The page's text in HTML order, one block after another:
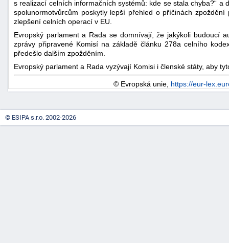
s realizací celních informačních systémů: kde se stala chyba?“
spolunormotvůrcům poskytly lepší přehled o příčinách
zlepšení celních operací v EU.
Evropský parlament a Rada se domnívají, že jakýkoli budoucí
zprávy připravené Komisí na základě článku 278a celního
předešlo dalším zpožděním.
Evropský parlament a Rada vyzývají Komisi i členské státy, aby
© Evropská unie, https://eur-
© ESIPA s.r.o. 2002-2026